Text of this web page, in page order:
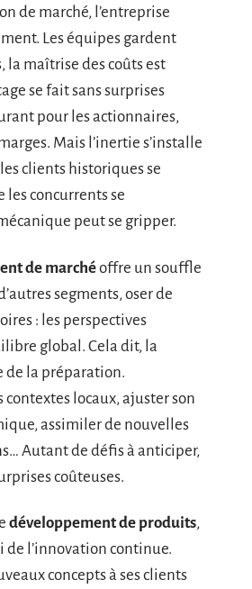
de marché, l’entreprise
Les équipes gardent
la maîtrise des coûts est
se fait sans surprises
pour les actionnaires,
Mais l’inertie s’installe
clients historiques se
concurrents se
peut se gripper.
de marchéoffre un souffle
segments, oser de
: les perspectives
global. Cela dit, la
de la préparation.
contextes locaux, ajuster son
assimiler de nouvelles
Autant de défis à anticiper,
coûteuses.
développement de produits,
de l’innovation continue.
concepts à ses clients